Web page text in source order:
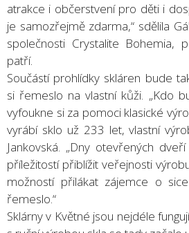
atrakce i občerstvení pro děti i
je samozřejmě zdarma,“ sdělila
společnosti Crystalite Bohemia,
patří.
Součástí prohlídky skláren bude
si řemeslo na vlastní kůži. „Kdo
vyfoukne si za pomoci klasické
vyrábí sklo už 233 let, vlastní
Jankovská. „Dny otevřených
příležitostí přiblížit veřejnosti
možností přilákat zájemce o
řemeslo.“
Sklárny v Květné jsou nejdéle